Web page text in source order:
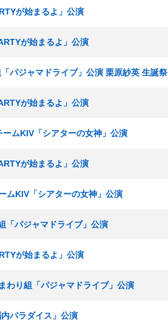
が始まるよ」公演
が始まるよ」公演
パジャマドライブ」公演 栗原紗英 生誕祭
が始まるよ」公演
ムKIV「シアターの女神」公演
が始まるよ」公演
ムKIV「シアターの女神」公演
「パジャマドライブ」公演
が始まるよ」公演
わり組「パジャマドライブ」公演
パラダイス」公演